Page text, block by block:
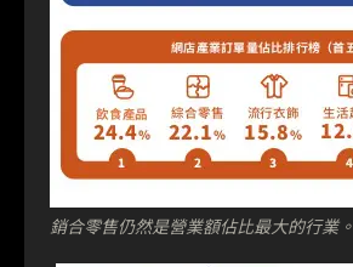
銷合零售仍然是營業額佔比最大的行業。